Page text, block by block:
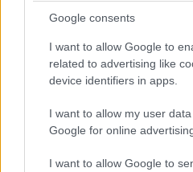
Google consents
I want to allow Google to
related to advertising like
device identifiers in apps.
I want to allow my user
Google for online
I want to allow Google to